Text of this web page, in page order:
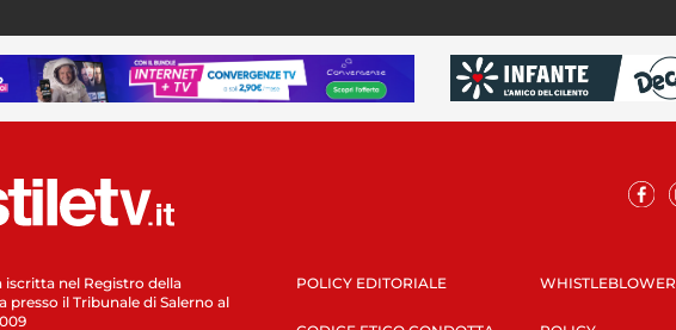
iscritta nel Registro della
presso il Tribunale di Salerno al
POLICY EDITORIALE WHISTLEBLOWER